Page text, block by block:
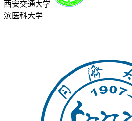
西安交通大学
滨医科大学